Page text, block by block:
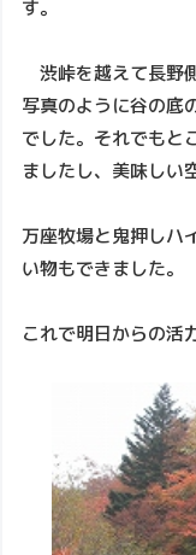
す。
渋峠を越えて長野
写真のように谷の底
でした。それでもと
ましたし、美味しい
万座牧場と鬼押しハ
い物もできました。
これで明日からの活